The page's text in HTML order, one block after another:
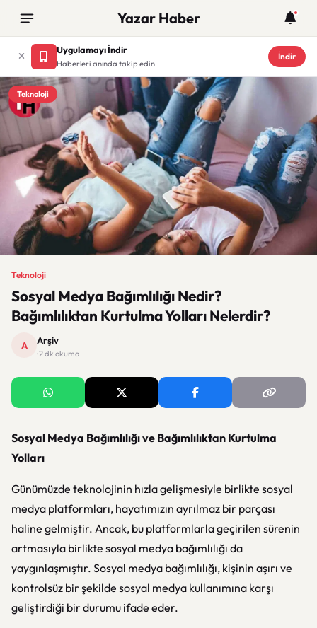
Yazar Haber
Uygulamayı İndir
Haberleri anında takip edin
İndir
Teknoloji
Teknoloji
Sosyal Medya Bağımlılığı Nedir?
Bağımlılıktan Kurtulma Yolları Nelerdir?
A Arşiv
· 2 dk okuma
Sosyal Medya Bağımlılığı ve Bağımlılıktan Kurtulma
Yolları
Günümüzde teknolojinin hızla gelişmesiyle birlikte sosyal
medya platformları, hayatımızın ayrılmaz bir parçası
haline gelmiştir. Ancak, bu platformlarla geçirilen sürenin
artmasıyla birlikte sosyal medya bağımlılığı da
yaygınlaşmıştır. Sosyal medya bağımlılığı, kişinin aşırı ve
kontrolsüz bir şekilde sosyal medya kullanımına karşı
geliştirdiği bir durumu ifade eder.